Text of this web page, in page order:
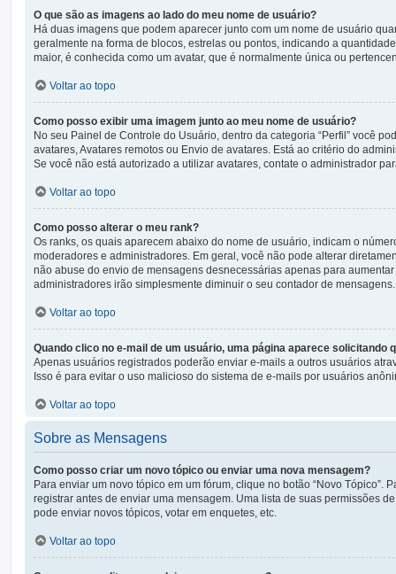
O que são as imagens ao lado do meu nome de usuário?
Há duas imagens que podem aparecer junto com um nome de usuário
geralmente na forma de blocos, estrelas ou pontos, indicando a
maior, é conhecida como um avatar, que é normalmente única ou
Voltar ao topo
Como posso exibir uma imagem junto ao meu nome de usuário?
No seu Painel de Controle do Usuário, dentro da categoria “Perfil” você
avatares, Avatares remotos ou Envio de avatares. Está ao critério do
Se você não está autorizado a utilizar avatares, contate o administrador
Voltar ao topo
Como posso alterar o meu rank?
Os ranks, os quais aparecem abaixo do nome de usuário, indicam o
moderadores e administradores. Em geral, você não pode alterar
não abuse do envio de mensagens desnecessárias apenas para
administradores irão simplesmente diminuir o seu contador de mensagens.
Voltar ao topo
Quando clico no e-mail de um usuário, uma página aparece solicitando
Apenas usuários registrados poderão enviar e-mails a outros usuários
Isso é para evitar o uso malicioso do sistema de e-mails por usuários
Voltar ao topo
Sobre as Mensagens
Como posso criar um novo tópico ou enviar uma nova mensagem?
Para enviar um novo tópico em um fórum, clique no botão “Novo Tópico”.
registrar antes de enviar uma mensagem. Uma lista de suas permissões
pode enviar novos tópicos, votar em enquetes, etc.
Voltar ao topo